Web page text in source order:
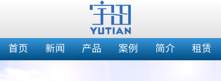
首页 新闻 产品 案例 简介 租赁